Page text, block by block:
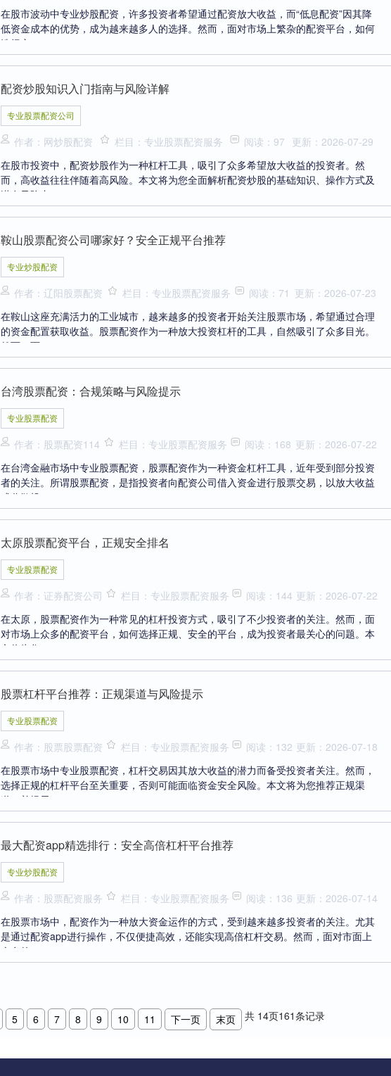
在股市波动中专业炒股配资，许多投资者希望通过配资放大收益，而“低息配资”因其降
低资金成本的优势，成为越来越多人的选择。然而，面对市场上繁杂的配资平台，如何
选择安....
配资炒股知识入门指南与风险详解
专业股票配资公司
作者：网炒股配资 栏目：专业股票配资服务 阅读：97 更新：2026-07-29
在股市投资中，配资炒股作为一种杠杆工具，吸引了众多希望放大收益的投资者。然
而，高收益往往伴随着高风险。本文将为您全面解析配资炒股的基础知识、操作方式及
潜在风险专....
鞍山股票配资公司哪家好？安全正规平台推荐
专业炒股配资
作者：辽阳股票配资 栏目：专业股票配资服务 阅读：71 更新：2026-07-23
在鞍山这座充满活力的工业城市，越来越多的投资者开始关注股票市场，希望通过合理
的资金配置获取收益。股票配资作为一种放大投资杠杆的工具，自然吸引了众多目光。
然而，面....
台湾股票配资：合规策略与风险提示
专业股票配资
作者：股票配资114 栏目：专业股票配资服务 阅读：168 更新：2026-07-22
在台湾金融市场中专业股票配资，股票配资作为一种资金杠杆工具，近年受到部分投资
者的关注。所谓股票配资，是指投资者向配资公司借入资金进行股票交易，以放大收益
或分散投....
太原股票配资平台，正规安全排名
专业股票配资
作者：证券配资公司 栏目：专业股票配资服务 阅读：144 更新：2026-07-22
在太原，股票配资作为一种常见的杠杆投资方式，吸引了不少投资者的关注。然而，面
对市场上众多的配资平台，如何选择正规、安全的平台，成为投资者最关心的问题。本
文将为您....
股票杠杆平台推荐：正规渠道与风险提示
专业股票配资
作者：股票股票配资 栏目：专业股票配资服务 阅读：132 更新：2026-07-18
在股票市场中专业股票配资，杠杆交易因其放大收益的潜力而备受投资者关注。然而，
选择正规的杠杆平台至关重要，否则可能面临资金安全风险。本文将为您推荐正规渠
道，并提示....
最大配资app精选排行：安全高倍杠杆平台推荐
专业炒股配资
作者：股票配资服务 栏目：专业股票配资服务 阅读：136 更新：2026-07-14
在股票市场中，配资作为一种放大资金运作的方式，受到越来越多投资者的关注。尤其
是通过配资app进行操作，不仅便捷高效，还能实现高倍杠杆交易。然而，面对市面上
众多的....
5 6 7 8 9 10 11 下一页 末页 共 14页161条记录